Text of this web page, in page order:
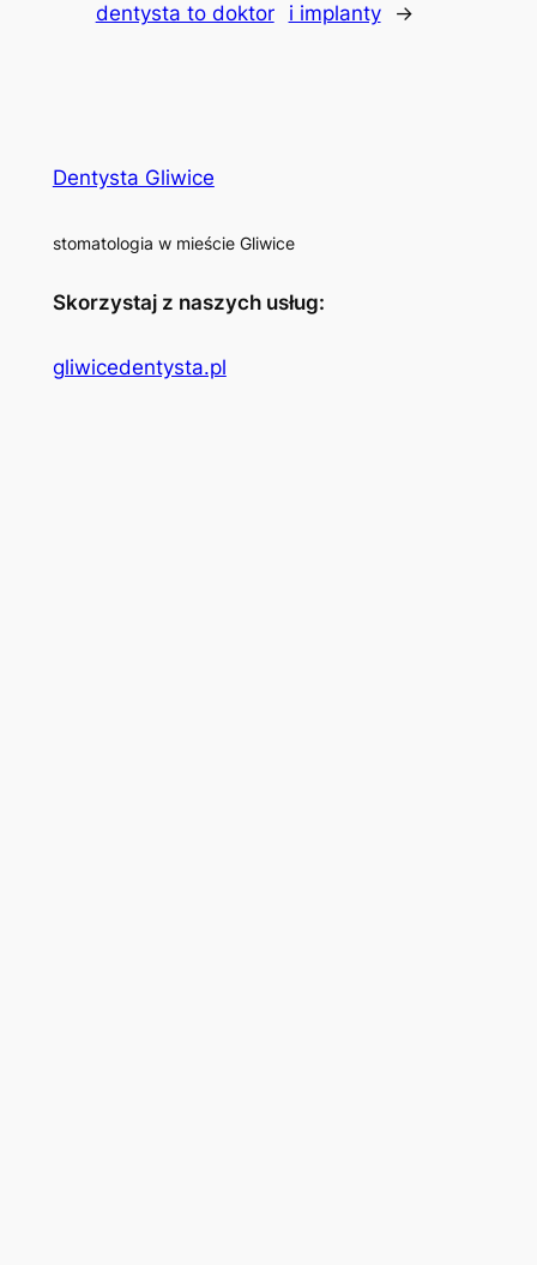
dentysta to doktor
i implanty
→
Dentysta Gliwice
stomatologia w mieście Gliwice
Skorzystaj z naszych usług:
gliwicedentysta.pl